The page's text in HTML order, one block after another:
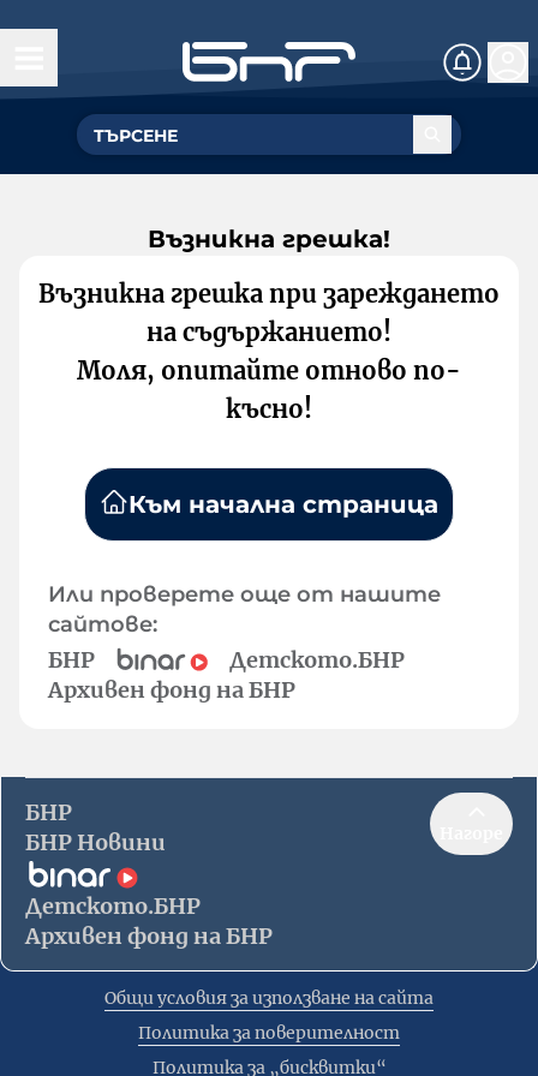
Възникна грешка!
Възникна грешка при зареждането
на съдържанието!
Моля, опитайте отново по-
късно!
Към начална страница
Или проверете още от нашите
сайтове:
БНР
Детското.БНР
Архивен фонд на БНР
БНР
БНР Новини
Детското.БНР
Архивен фонд на БНР
Общи условия за използване на сайта
Политика за поверителност
Политика за „бисквитки“